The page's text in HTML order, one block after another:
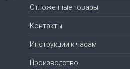
Отложенные товары
Контакты
Инструкции к часам
Производство